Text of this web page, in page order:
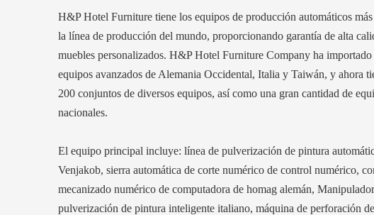
H&P Hotel Furniture tiene los equipos de producción automáticos
la línea de producción del mundo, proporcionando garantía de alta
muebles personalizados. H&P Hotel Furniture Company ha
equipos avanzados de Alemania Occidental, Italia y Taiwán, y ahora
200 conjuntos de diversos equipos, así como una gran cantidad de
nacionales.
El equipo principal incluye: línea de pulverización de pintura
Venjakob, sierra automática de corte numérico de control numérico,
mecanizado numérico de computadora de homag alemán,
pulverización de pintura inteligente italiano, máquina de perforación